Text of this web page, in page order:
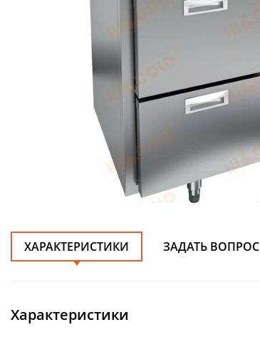
ХАРАКТЕРИСТИКИ ЗАДАТЬ ВОПРОС
Характеристики